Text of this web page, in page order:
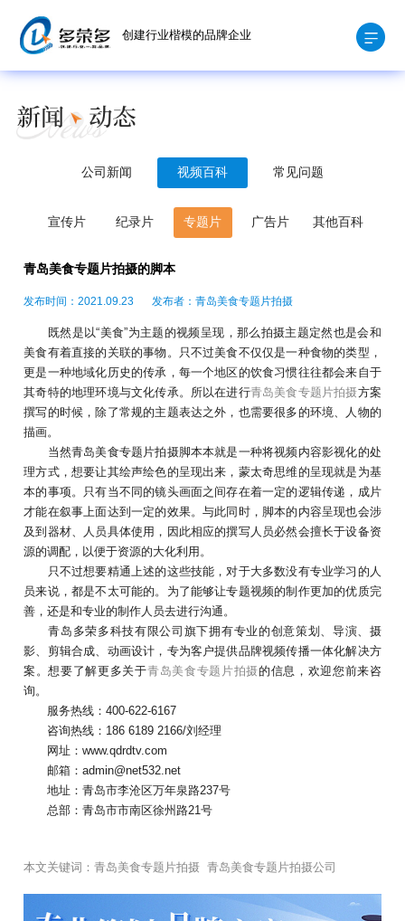
创建行业楷模的品牌企业
公司新闻 视频百科 常见问题
宣传片 纪录片 专题片 广告片 其他百科
青岛美食专题片拍摄的脚本
发布时间：2021.09.23 发布者：青岛美食专题片拍摄
既然是以“美食”为主题的视频呈现，那么拍摄主题定然也是会和
美食有着直接的关联的事物。只不过美食不仅仅是一种食物的类型，
更是一种地域化历史的传承，每一个地区的饮食习惯往往都会来自于
其奇特的地理环境与文化传承。所以在进行青岛美食专题片拍摄方案
撰写的时候，除了常规的主题表达之外，也需要很多的环境、人物的
描画。
当然青岛美食专题片拍摄脚本本就是一种将视频内容影视化的处
理方式，想要让其绘声绘色的呈现出来，蒙太奇思维的呈现就是为基
本的事项。只有当不同的镜头画面之间存在着一定的逻辑传递，成片
才能在叙事上面达到一定的效果。与此同时，脚本的内容呈现也会涉
及到器材、人员具体使用，因此相应的撰写人员必然会擅长于设备资
源的调配，以便于资源的大化利用。
只不过想要精通上述的这些技能，对于大多数没有专业学习的人
员来说，都是不太可能的。为了能够让专题视频的制作更加的优质完
善，还是和专业的制作人员去进行沟通。
青岛多荣多科技有限公司旗下拥有专业的创意策划、导演、摄
影、剪辑合成、动画设计，专为客户提供品牌视频传播一体化解决方
案。想要了解更多关于青岛美食专题片拍摄的信息，欢迎您前来咨
询。
服务热线：400-622-6167
咨询热线：186 6189 2166/刘经理
网址：www.qdrdtv.com
邮箱：admin@net532.net
地址：青岛市李沧区万年泉路237号
总部：青岛市市南区徐州路21号
本文关键词：青岛美食专题片拍摄 青岛美食专题片拍摄公司